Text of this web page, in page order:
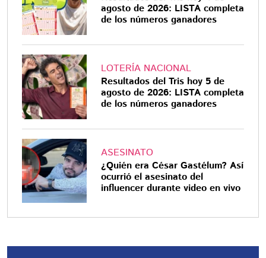
agosto de 2026: LISTA completa
de los números ganadores
LOTERÍA NACIONAL
Resultados del Tris hoy 5 de
agosto de 2026: LISTA completa
de los números ganadores
ASESINATO
¿Quién era César Gastélum? Así
ocurrió el asesinato del
influencer durante video en vivo